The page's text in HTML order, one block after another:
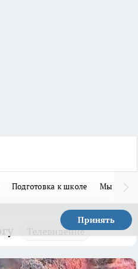
Подготовка к школе Мы в MAX
Принять
Телевидение